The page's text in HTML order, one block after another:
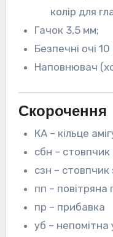
колір для
Гачок 3,5 мм;
Безпечні очі
Наповнювач
Скорочення
КА – кільце
сбн –
сзн –
пп – повітряна
пр – прибавка
уб – непомітна